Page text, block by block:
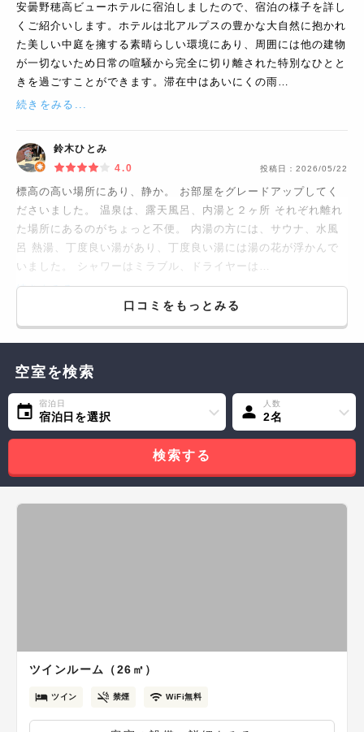
安曇野穂高ビューホテルに宿泊しましたので、宿泊の様子を詳し
くご紹介いします。ホテルは北アルプスの豊かな大自然に抱かれ
た美しい中庭を擁する素晴らしい環境にあり、周囲には他の建物
が一切ないため日常の喧騒から完全に切り離された特別なひとと
きを過ごすことができます。滞在中はあいにくの雨…
続きをみる...
鈴木ひとみ
4.0
投稿日： 2026/05/22
標高の高い場所にあり、静か。 お部屋をグレードアップしてく
ださいました。 温泉は、露天風呂、内湯と２ヶ所 それぞれ離れ
た場所にあるのがちょっと不便。 内湯の方には、サウナ、水風
呂 熱湯、丁度良い湯があり、丁度良い湯には湯の花が浮かんで
いました。 シャワーはミラブル、ドライヤーは…
続きをみる...
口コミをもっとみる
空室を検索
宿泊日
宿泊日を選択
人数
2名
検索する
ツインルーム（26㎡）
ツイン 禁煙 WiFi無料